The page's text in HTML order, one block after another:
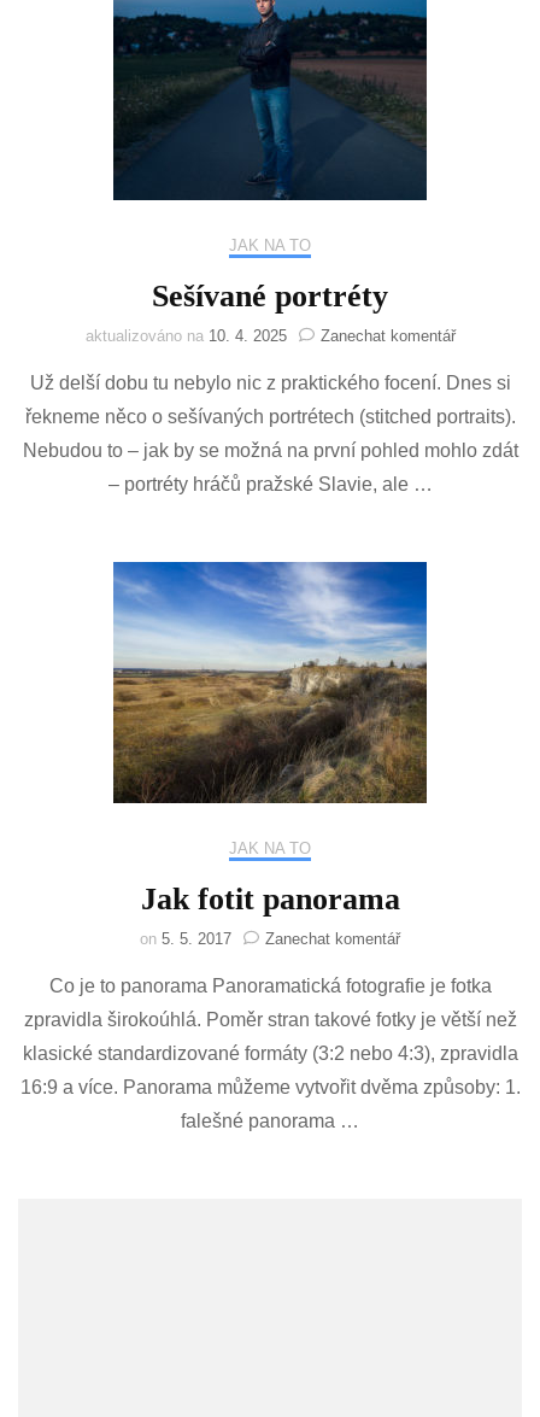
JAK NA TO
Sešívané portréty
aktualizováno na 10. 4. 2025 Zanechat komentářna
portréty
Už delší dobu tu nebylo nic z praktického focení. Dnes si
řekneme něco o sešívaných portrétech (stitched portraits).
Nebudou to – jak by se možná na první pohled mohlo zdát
– portréty hráčů pražské Slavie, ale …
JAK NA TO
Jak fotit panorama
on 5. 5. 2017 Zanechat komentářna
fotit
panorama
Co je to panorama Panoramatická fotografie je fotka
zpravidla širokoúhlá. Poměr stran takové fotky je větší než
klasické standardizované formáty (3:2 nebo 4:3), zpravidla
16:9 a více. Panorama můžeme vytvořit dvěma způsoby: 1.
falešné panorama …